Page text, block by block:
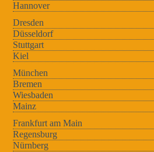
Hannover
Dresden
Düsseldorf
Stuttgart
Kiel
München
Bremen
Wiesbaden
Mainz
Frankfurt am Main
Regensburg
Nürnberg